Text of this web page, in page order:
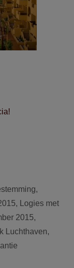
,
,
Logies met
2015,
Luchthaven,